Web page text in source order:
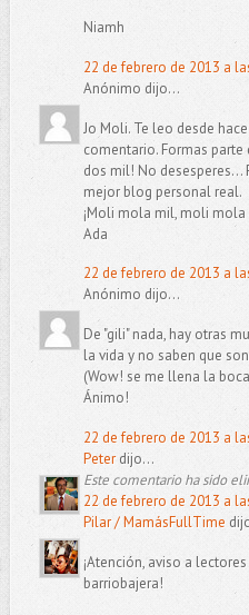
Niamh
22 de febrero de 2013 a
Anónimo dijo...
Jo Moli. Te leo desde
comentario. Formas
dos mil! No desesperes...
mejor blog personal real.
¡Moli mola mil, moli
Ada
22 de febrero de 2013 a
Anónimo dijo...
De "gili" nada, hay otras
la vida y no saben que
(Wow! se me llena la
Ánimo!
22 de febrero de 2013 a
Peterdijo...
Este comentario ha sido
22 de febrero de 2013 a
Pilar / MamásFullTime
¡Atención, aviso a
barriobajera!